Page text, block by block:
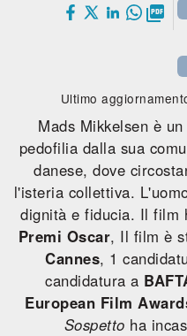

Ultimo
Mads Mikkelsen è
pedofilia dalla sua
danese, dove
l'isteria collettiva.
dignità e fiducia. Il film
Premi Oscar, Il film è
Cannes, 1
candidatura a
European Film
Sospetto ha